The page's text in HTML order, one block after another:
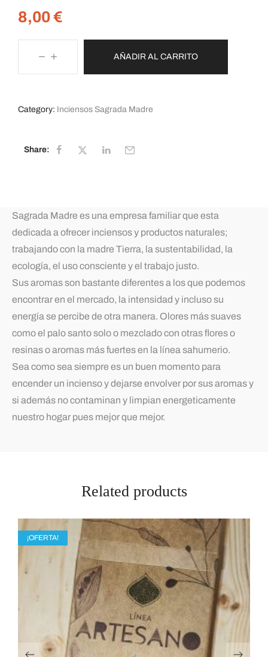
8,00€
AÑADIR AL CARRITO
Category: Inciensos Sagrada Madre
Share:
Sagrada Madre es una empresa familiar que esta
dedicada a ofrecer inciensos y productos naturales;
trabajando con la madre Tierra, la sustentabilidad, la
ecología, el uso consciente y el trabajo justo.
Sus aromas son bastante diferentes a los que podemos
encontrar en el mercado, la intensidad y incluso su
energía se percibe de otra manera. Olores más suaves
como el palo santo solo o mezclado con otras flores o
resinas o aromas más fuertes en la línea sahumerio.
Sea como sea siempre es un buen momento para
encender un incienso y dejarse envolver por sus aromas y
si además no contaminan y limpian energeticamente
nuestro hogar pues mejor que mejor.
Related products
¡OFERTA!